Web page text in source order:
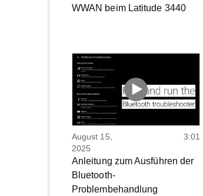
WWAN beim Latitude 3440
August 15,
2025
3:01
Anleitung zum Ausführen der
Bluetooth-
Problembehandlung